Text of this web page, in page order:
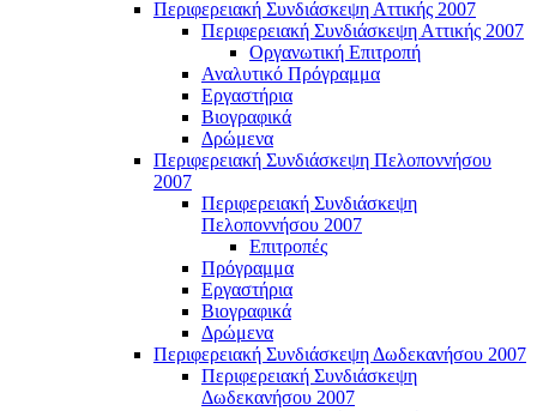
Περιφερειακή Συνδιάσκεψη Αττικής 2007
Περιφερειακή Συνδιάσκεψη Αττικής 2007
Οργανωτική Επιτροπή
Αναλυτικό Πρόγραμμα
Εργαστήρια
Βιογραφικά
Δρώμενα
Περιφερειακή Συνδιάσκεψη Πελοποννήσου
2007
Περιφερειακή Συνδιάσκεψη
Πελοποννήσου 2007
Επιτροπές
Πρόγραμμα
Εργαστήρια
Βιογραφικά
Δρώμενα
Περιφερειακή Συνδιάσκεψη Δωδεκανήσου 2007
Περιφερειακή Συνδιάσκεψη
Δωδεκανήσου 2007